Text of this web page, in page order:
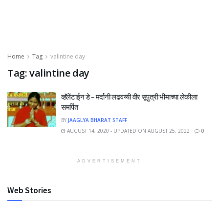
Home Tag valintine day
Tag:valintine day
व्हॅलेंटाईन डे – मर्दानी लढवय्यी वीर सूपुत्री भीमाच्या लेकीला
समर्पित
BY JAAGLYA BHARAT STAFF
AUGUST 14, 2020 - UPDATED ON AUGUST 25, 2022
0
ADVERTISEMENT
Web Stories